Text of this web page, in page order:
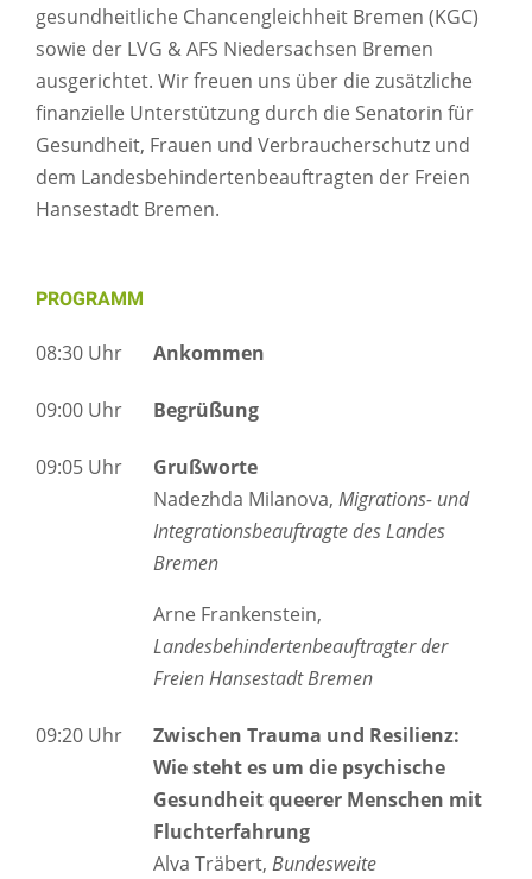
gesundheitliche Chancengleichheit Bremen (KGC)
sowie der LVG & AFS Niedersachsen Bremen
ausgerichtet. Wir freuen uns über die zusätzliche
finanzielle Unterstützung durch die Senatorin für
Gesundheit, Frauen und Verbraucherschutz und
dem Landesbehindertenbeauftragten der Freien
Hansestadt Bremen.
PROGRAMM
08:30 Uhr Ankommen
09:00 Uhr Begrüßung
09:05 Uhr
Grußworte
Nadezhda Milanova, Migrations- und
Integrationsbeauftragte des Landes
Bremen
Arne Frankenstein,
Landesbehindertenbeauftragter der
Freien Hansestadt Bremen
09:20 Uhr
Zwischen Trauma und Resilienz:
Wie steht es um die psychische
Gesundheit queerer Menschen mit
Fluchterfahrung
Alva Träbert, Bundesweite